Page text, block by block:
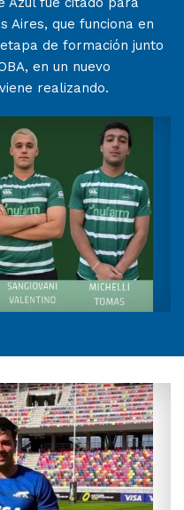
Aires, que funciona en
de formación junto
en un nuevo
realizando.